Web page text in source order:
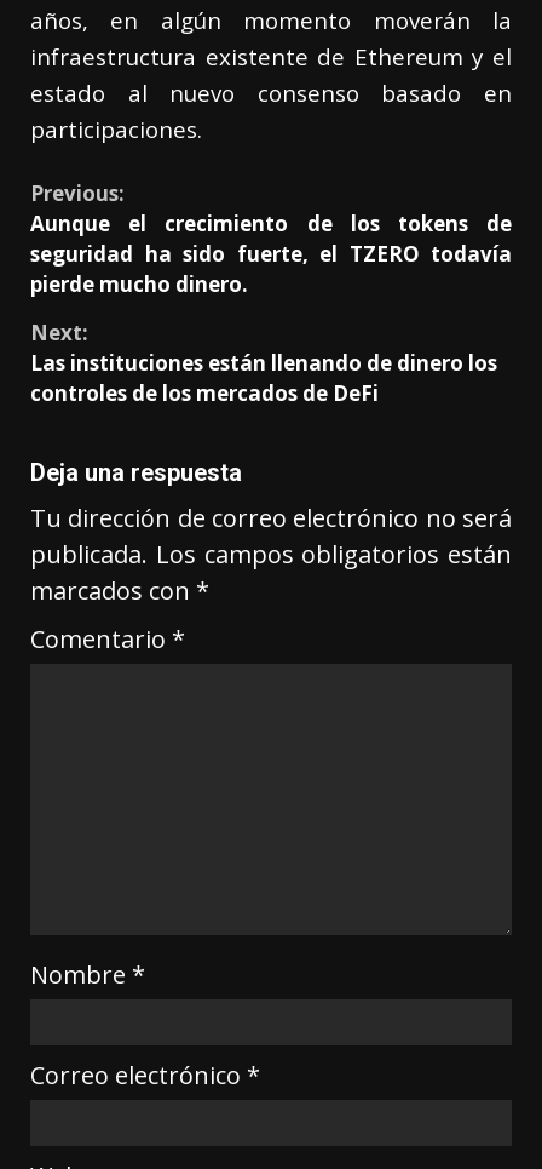
años, en algún momento moverán la
infraestructura existente de Ethereum y el
estado al nuevo consenso basado en
participaciones.
Previous:
Aunque el crecimiento de los tokens de
seguridad ha sido fuerte, el TZERO todavía
pierde mucho dinero.
Next:
Las instituciones están llenando de dinero los
controles de los mercados de DeFi
Deja una respuesta
Tu dirección de correo electrónico no será
publicada. Los campos obligatorios están
marcados con *
Comentario *
Nombre *
Correo electrónico *